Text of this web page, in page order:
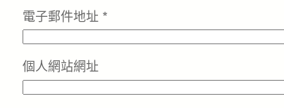
電子郵件地址 *
個人網站網址